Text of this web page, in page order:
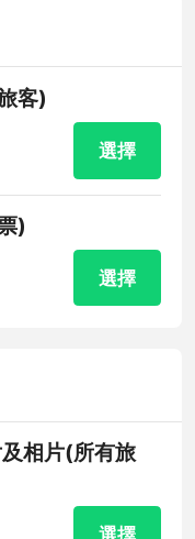
客)
選擇
)
選擇
相片(所有旅
選擇